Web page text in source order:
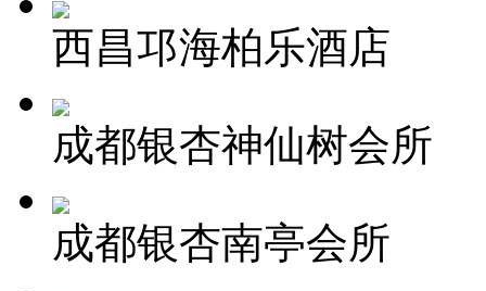
西昌邛海柏乐酒店
成都银杏神仙树会所
成都银杏南亭会所